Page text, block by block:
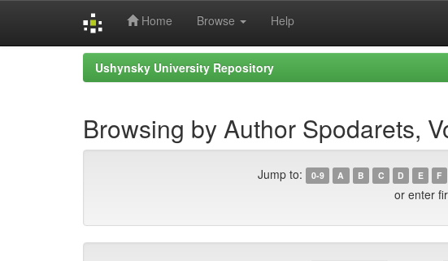
Home Browse Help
Ushynsky University Repository
Browsing by Author Spodarets,
Jump to: 0-9 A B C D E F
or enter